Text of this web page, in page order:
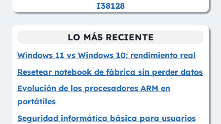
I38128
LO MÁS RECIENTE
Windows 11 vs Windows 10: rendimiento real
Resetear notebook de fábrica sin perder datos
Evolución de los procesadores ARM en
portátiles
Seguridad informática básica para usuarios